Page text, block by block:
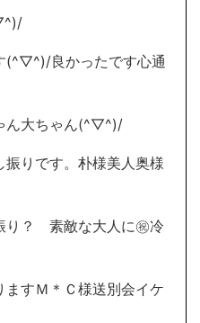
(^▽^)/良かったです心通
ん大ちゃん(^▽^)/
りです。朴様美人奥様
り？ 素敵な大人に㊗冷
すＭ＊Ｃ様送別会イケ